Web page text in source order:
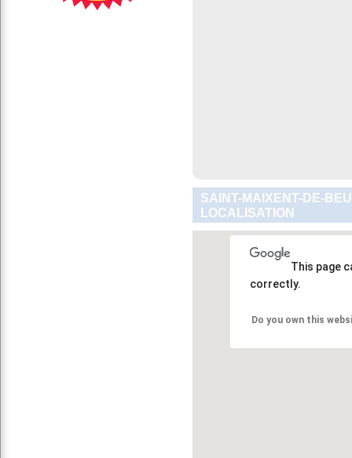
SAINT-MAIXENT-DE-
LOCALISATION
This page
correctly.
Do you own this